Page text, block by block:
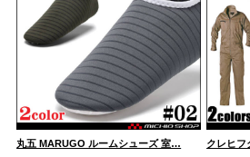
丸五 MARUGO ルームシューズ 室… クレヒ